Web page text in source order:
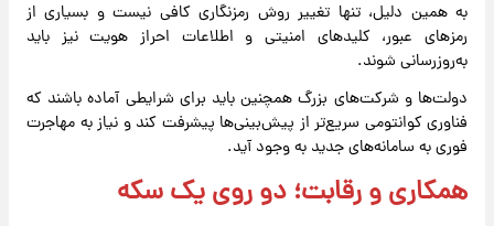
به همین دلیل، تنها تغییر روش رمزنگاری کافی نیست و بسیاری از
رمزهای عبور، کلیدهای امنیتی و اطلاعات احراز هویت نیز باید
به‌روزرسانی شوند.
دولت‌ها و شرکت‌های بزرگ همچنین باید برای شرایطی آماده باشند که
فناوری کوانتومی سریع‌تر از پیش‌بینی‌ها پیشرفت کند و نیاز به مهاجرت
فوری به سامانه‌های جدید به وجود آید.
همکاری و رقابت؛ دو روی یک سکه